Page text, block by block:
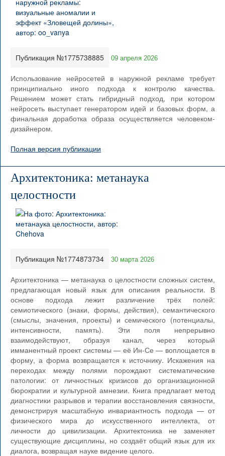
Публикация №1775738885 09 апреля 2026
Использование нейросетей в наружной рекламе требует
принципиально иного подхода к контролю качества.
Решением может стать гибридный подход, при котором
нейросеть выступает генератором идей и базовых форм, а
финальная доработка образа осуществляется человеком-
дизайнером.
Полная версия публикации
Архитектоника: метанаука
целостности
Публикация №1774873734 30 марта 2026
Архитектоника — метанаука о целостности сложных систем,
предлагающая новый язык для описания реальности. В
основе подхода лежит различение трёх полей:
семиотического (знаки, формы, действия), семантического
(смыслы, значения, проекты) и семического (потенциалы,
интенсивности, память). Эти поля непрерывно
взаимодействуют, образуя канал, через который
имманентный проект системы — её Ин-Се — воплощается в
форму, а форма возвращается к источнику. Искажения на
переходах между полями порождают систематические
патологии: от личностных кризисов до организационной
бюрократии и культурной амнезии. Книга предлагает метод
диагностики разрывов и терапии восстановления связности,
демонстрируя масштабную инвариантность подхода — от
физического мира до искусственного интеллекта, от
личности до цивилизации. Архитектоника не заменяет
существующие дисциплины, но создаёт общий язык для их
диалога, возвращая науке видение целого.